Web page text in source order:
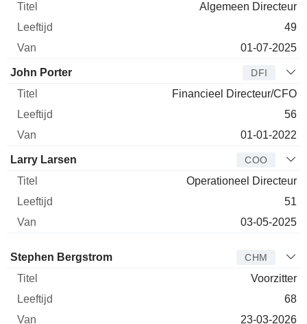
Algemeen Directeur
49
01-07-2025
John Porter DFI
Financieel Directeur/CFO
56
01-01-2022
Larry Larsen COO
Operationeel Directeur
51
03-05-2025
Bestuurder Titel Leeftijd
Stephen Bergstrom CHM
Voorzitter
68
23-03-2026